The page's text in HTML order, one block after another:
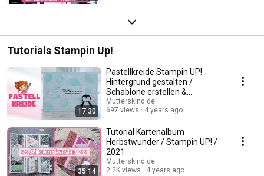
Tutorials Stampin Up!
17:30
Pastellkreide Stampin UP!
Hintergrund gestalten /
Schablone erstellen &
colorieren / Versamark 2021
Mutterskind.de
697 views
4 years ago
35:14
Tutorial Kartenalbum
Herbstwunder / Stampin UP! /
2021
Mutterskind.de
2.2K views
4 years ago